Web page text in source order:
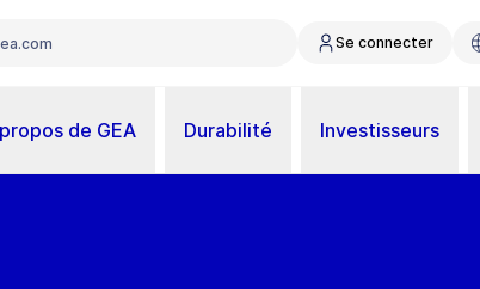
Se connecter
de GEA Durabilité Investisseurs